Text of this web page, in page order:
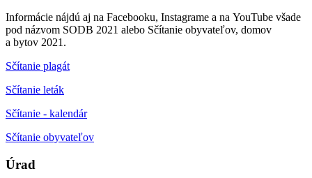
Informácie nájdú aj na Facebooku, Instagrame a na YouTube všade
pod názvom SODB 2021 alebo Sčítanie obyvateľov, domov
a bytov 2021.
Sčítanie plagát
Sčítanie leták
Sčítanie - kalendár
Sčítanie obyvateľov
Úrad